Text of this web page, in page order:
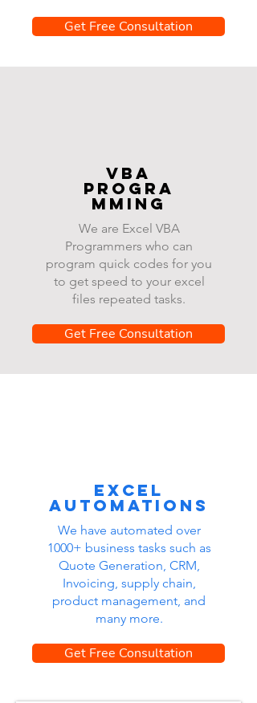
Get Free Consultation
VBA
progra
mming
We are Excel VBA
Programmers who can
program quick codes for you
to get speed to your excel
files repeated tasks.
Get Free Consultation
Excel
automations
We have automated over
1000+ business tasks such as
Quote Generation, CRM,
Invoicing, supply chain,
product management, and
many more.
Get Free Consultation